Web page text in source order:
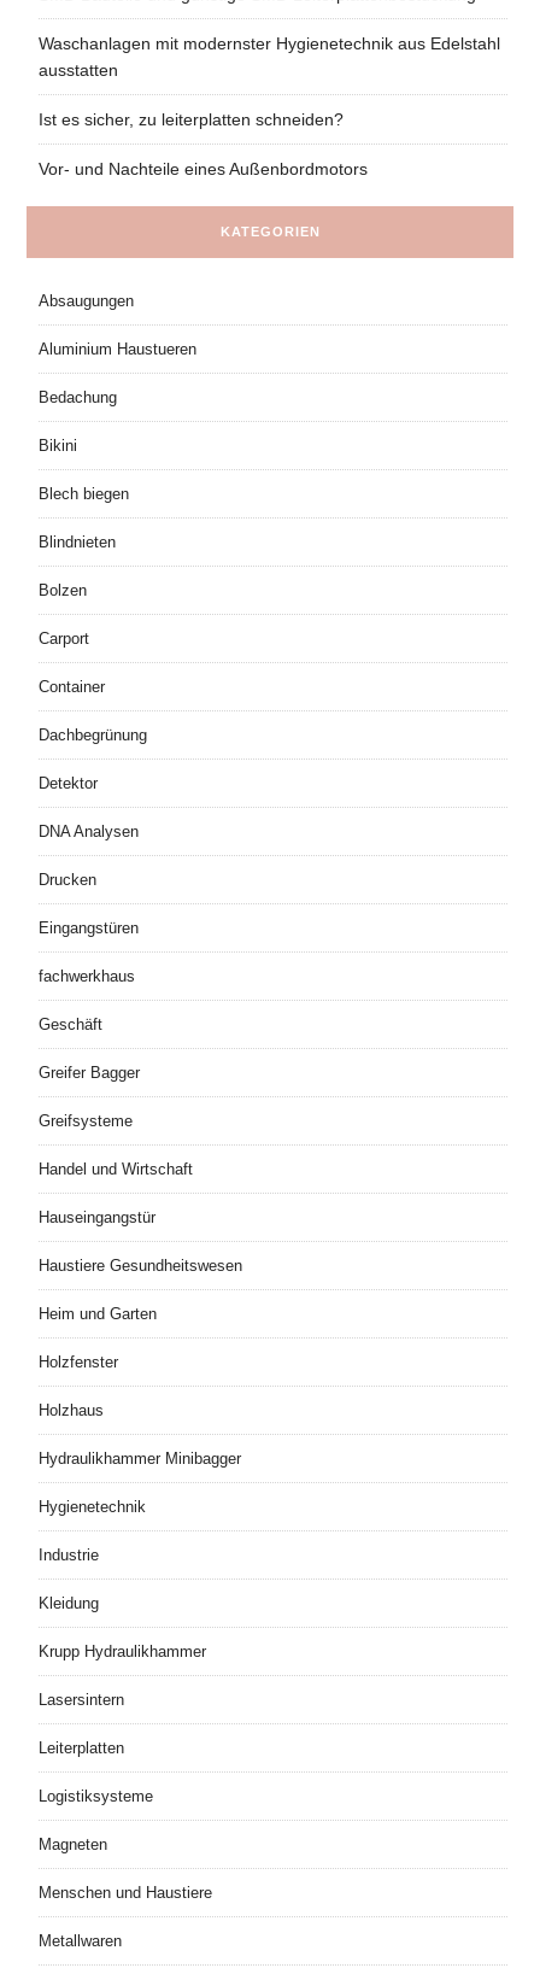
Waschanlagen mit modernster Hygienetechnik aus Edelstahl
ausstatten
Ist es sicher, zu leiterplatten schneiden?
Vor- und Nachteile eines Außenbordmotors
KATEGORIEN
Absaugungen
Aluminium Haustueren
Bedachung
Bikini
Blech biegen
Blindnieten
Bolzen
Carport
Container
Dachbegrünung
Detektor
DNA Analysen
Drucken
Eingangstüren
fachwerkhaus
Geschäft
Greifer Bagger
Greifsysteme
Handel und Wirtschaft
Hauseingangstür
Haustiere Gesundheitswesen
Heim und Garten
Holzfenster
Holzhaus
Hydraulikhammer Minibagger
Hygienetechnik
Industrie
Kleidung
Krupp Hydraulikhammer
Lasersintern
Leiterplatten
Logistiksysteme
Magneten
Menschen und Haustiere
Metallwaren